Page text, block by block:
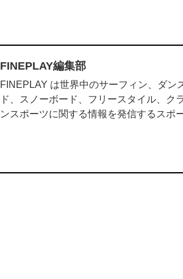
FINEPLAY編集部
FINEPLAY は世界中のサーフィン、ダン
ド、スノーボード、フリースタイル、ク
ンスポーツに関する情報を発信するスポ